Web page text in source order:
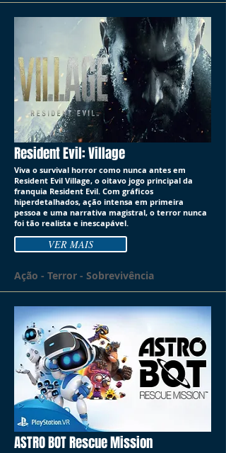
Resident Evil: Village
Viva o survival horror como nunca antes em
Resident Evil Village, o oitavo jogo principal da
franquia Resident Evil. Com gráficos
hiperdetalhados, ação intensa em primeira
pessoa e uma narrativa magistral, o terror nunca
foi tão realista e inescapável.
VER MAIS
Ação - Terror - Sobrevivência
ASTRO BOT Rescue Mission